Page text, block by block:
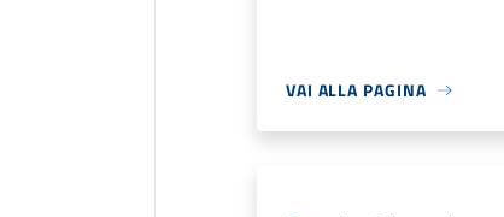
VAI ALLA PAGINA